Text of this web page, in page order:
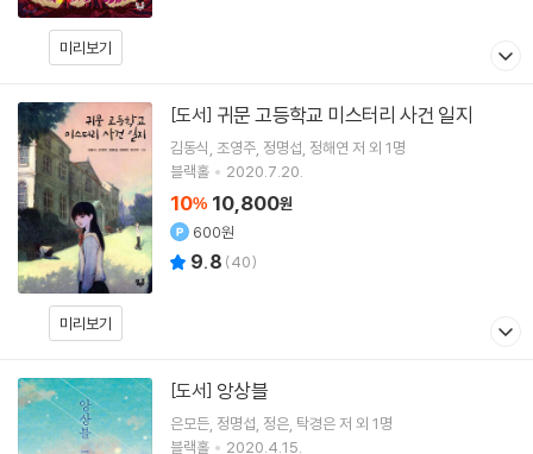
미리보기
미리보기
[도서] 귀문 고등학교 미스터리 사건 일지
김동식 조영주 정명섭 정해연 저 외 1명
블랙홀
2020.7.20.
10% 10,800원
600원
9.8 (40)
[도서] 앙상블
은모든 정명섭 정은 탁경은저 외 1명
블랙홀
2020.4.15.